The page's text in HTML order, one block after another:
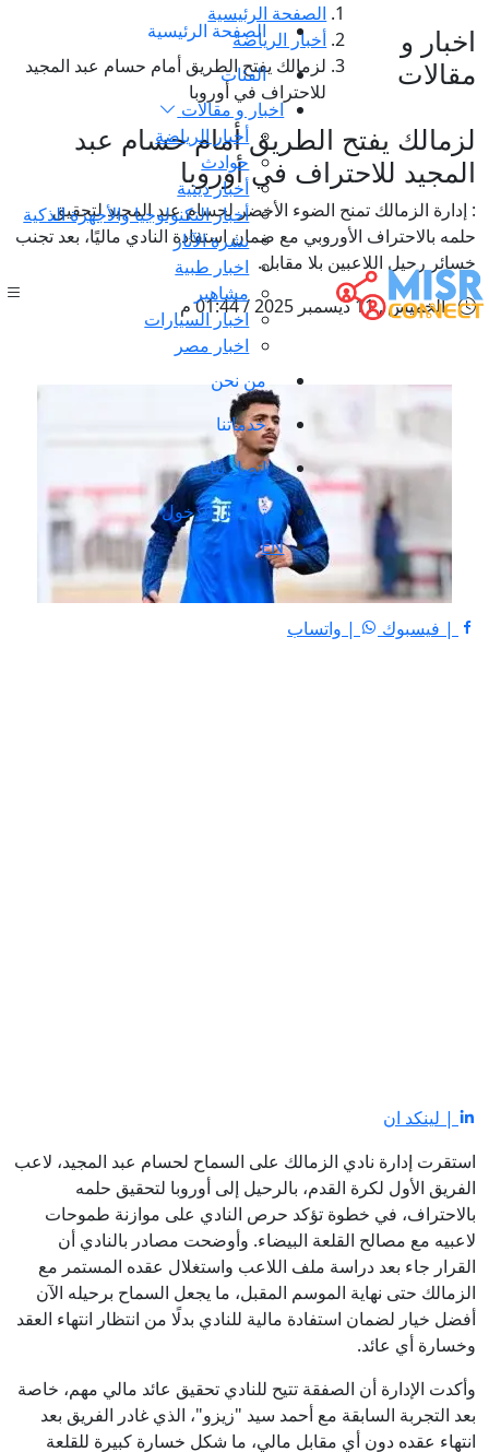
الصفحة الرئيسية
الفئات
اخبار و مقالات
أخبار الرياضة
حوادث
أخبار دينية
أخبار التكنولوجيا والأجهزة الذكية
نشرة الآثار
اخبار طبية
مشاهير
اخبار السيارات
اخبار مصر
من نحن
خدماتنا
اتصل بنا
تسجيل الدخول
EN
اخبار و
مقالات
الصفحة الرئيسية
أخبار الرياضة
لزمالك يفتح الطريق أمام حسام عبد المجيد
للاحتراف في أوروبا
لزمالك يفتح الطريق أمام حسام عبد
المجيد للاحتراف في أوروبا
: إدارة الزمالك تمنح الضوء الأخضر لحسام عبد المجيد لتحقيق
حلمه بالاحتراف الأوروبي مع ضمان استفادة النادي ماليًا، بعد تجنب
خسائر رحيل اللاعبين بلا مقابل.
الخميس , 11 ديسمبر 2025 / 01:44 م
| فيسبوك | واتساب
| لينكد ان
استقرت إدارة نادي الزمالك على السماح لحسام عبد المجيد، لاعب
الفريق الأول لكرة القدم، بالرحيل إلى أوروبا لتحقيق حلمه
بالاحتراف، في خطوة تؤكد حرص النادي على موازنة طموحات
لاعبيه مع مصالح القلعة البيضاء. وأوضحت مصادر بالنادي أن
القرار جاء بعد دراسة ملف اللاعب واستغلال عقده المستمر مع
الزمالك حتى نهاية الموسم المقبل، ما يجعل السماح برحيله الآن
أفضل خيار لضمان استفادة مالية للنادي بدلًا من انتظار انتهاء العقد
وخسارة أي عائد.
وأكدت الإدارة أن الصفقة تتيح للنادي تحقيق عائد مالي مهم، خاصة
بعد التجربة السابقة مع أحمد سيد "زيزو"، الذي غادر الفريق بعد
انتهاء عقده دون أي مقابل مالي، ما شكل خسارة كبيرة للقلعة